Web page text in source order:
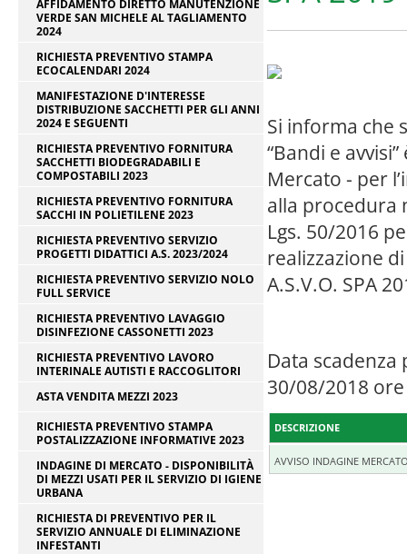
AFFIDAMENTO DIRETTO MANUTENZIONE
VERDE SAN MICHELE AL TAGLIAMENTO
2024
RICHIESTA PREVENTIVO STAMPA
ECOCALENDARI 2024
MANIFESTAZIONE D'INTERESSE
DISTRIBUZIONE SACCHETTI PER GLI ANNI
2024 E SEGUENTI
RICHIESTA PREVENTIVO FORNITURA
SACCHETTI BIODEGRADABILI E
COMPOSTABILI 2023
RICHIESTA PREVENTIVO FORNITURA
SACCHI IN POLIETILENE 2023
RICHIESTA PREVENTIVO SERVIZIO
PROGETTI DIDATTICI A.S. 2023/2024
RICHIESTA PREVENTIVO SERVIZIO NOLO
FULL SERVICE
RICHIESTA PREVENTIVO LAVAGGIO
DISINFEZIONE CASSONETTI 2023
RICHIESTA PREVENTIVO LAVORO
INTERINALE AUTISTI E RACCOGLITORI
ASTA VENDITA MEZZI 2023
RICHIESTA PREVENTIVO STAMPA
POSTALIZZAZIONE INFORMATIVE 2023
INDAGINE DI MERCATO - DISPONIBILITÀ
DI MEZZI USATI PER IL SERVIZIO DI IGIENE
URBANA
RICHIESTA DI PREVENTIVO PER IL
SERVIZIO ANNUALE DI ELIMINAZIONE
INFESTANTI
Si informa che
“Bandi e
Mercato - per
alla procedura
Lgs. 50/2016
realizzazione
A.S.V.O. SPA
Data
30/08/2018
DESCRIZIONE
AVVISO INDAGINE